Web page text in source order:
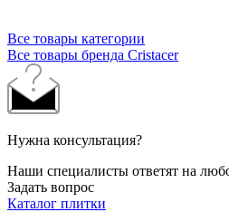
Все товары категории
Все товары бренда Cristacer
Нужна консультация?
Наши специалисты ответят на
Задать вопрос
Каталог плитки